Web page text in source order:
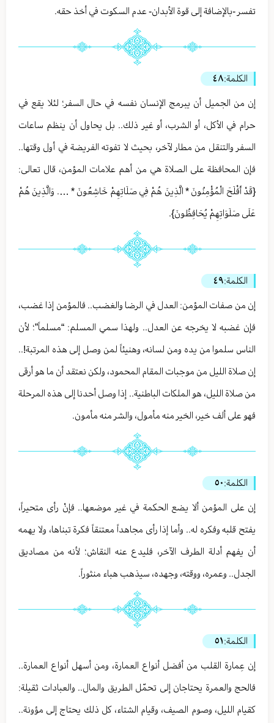
تفسر -بالإضافة إلى قوة الأبدان- عدم السكوت في أخذ حقه.
الكلمة:٤٨
إن من الجميل أن يبرمج الإنسان نفسه في حال السفر؛ لئلا يقع في
حرام في الأكل، أو الشرب، أو غير ذلك.. بل يحاول أن ينظم ساعات
السفر والتنقل من مطار لآخر، بحيث لا تفوته الفريضة في أول وقتها..
فإن المحافظة على الصلاة هي من أهم علامات المؤمن، قال تعالى:
{قَدْ أَفْلَحَ الْمُؤْمِنُونَ * الَّذِينَ هُمْ فِي صَلَاتِهِمْ خَاشِعُونَ * …. وَالَّذِينَ هُمْ
عَلَى صَلَوَاتِهِمْ يُحَافِظُونَ}.
الكلمة:٤٩
إن من صفات المؤمن: العدل في الرضا والغضب.. فالمؤمن إذا غضب،
فإن غضبه لا يخرجه عن العدل.. ولهذا سمي المسلم: “مسلماً”؛ لأن
الناس سلموا من يده ومن لسانه، وهنيئاً لمن وصل إلى هذه المرتبة!..
إن صلاة الليل من موجبات المقام المحمود، ولكن نعتقد أن ما هو أرقى
من صلاة الليل، هو الملكات الباطنية.. إذا وصل أحدنا إلى هذه المرحلة
فهو على ألف خير، الخير منه مأمول، والشر منه مأمون.
الكلمة:٥٠
إن على المؤمن ألا يضع الحكمة في غير موضعها.. فإنْ رأى متحيراً،
يفتح قلبه وفكره له.. وأما إذا رأى مجاهداً معتنقاً فكرة تبناها، ولا يهمه
أن يفهم أدلة الطرف الآخر، فليدع عنه النقاش؛ لأنه من مصاديق
الجدل.. وعمره، ووقته، وجهده، سيذهب هباء منثوراً.
الكلمة:٥١
إن عِمارة القلب من أفضل أنواع العمارة، ومن أسهل أنواع العمارة..
فالحج والعمرة يحتاجان إلى تحمّل الطريق والمال.. والعبادات ثقيلة:
كقيام الليل، وصوم الصيف، وقيام الشتاء، كل ذلك يحتاج إلى مؤونة..